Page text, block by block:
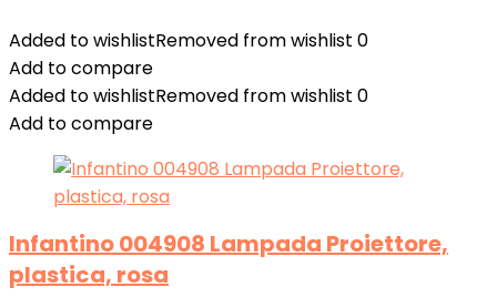
Added to wishlistRemoved from wishlist 0
Add to compare
Added to wishlistRemoved from wishlist 0
Add to compare
Infantino 004908 Lampada Proiettore,
plastica, rosa